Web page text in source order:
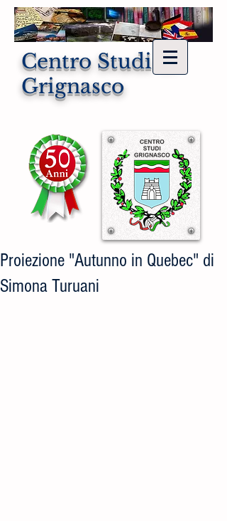
Centro Studi di
Grignasco
Proiezione "Autunno in Quebec" di
Simona Turuani